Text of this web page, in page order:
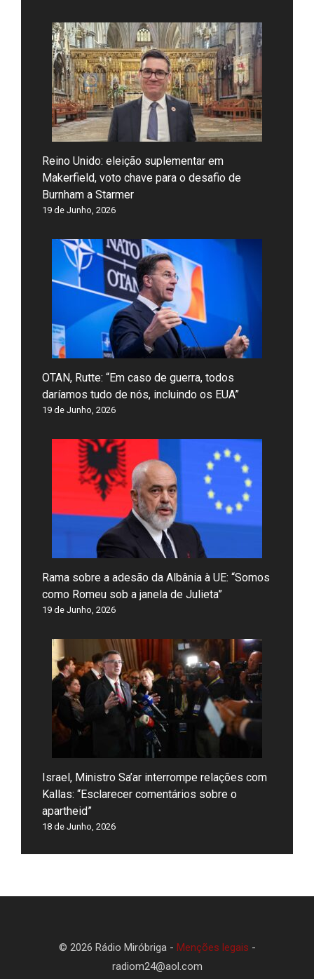
Reino Unido: eleição suplementar em
Makerfield, voto chave para o desafio de
Burnham a Starmer
19 de Junho, 2026
OTAN, Rutte: “Em caso de guerra, todos
daríamos tudo de nós, incluindo os EUA”
19 de Junho, 2026
Rama sobre a adesão da Albânia à UE: “Somos
como Romeu sob a janela de Julieta”
19 de Junho, 2026
Israel, Ministro Sa’ar interrompe relações com
Kallas: “Esclarecer comentários sobre o
apartheid”
18 de Junho, 2026
© 2026 Rádio Miróbriga - Menções legais -
radiom24@aol.com